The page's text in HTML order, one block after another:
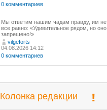
0 комментариев
Мы ответим нашим чадам правду, им не
все равно: «Удивительное рядом, но оно
запрещено!»
vilgeforts
04.08.2026 14:12
0 комментариев
Колонка редакции